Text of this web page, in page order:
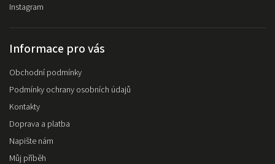
Instagram
Informace pro vás
Obchodní podmínky
Podmínky ochrany osobních údajů
Kontakty
Doprava a platba
Napište nám
Můj příběh